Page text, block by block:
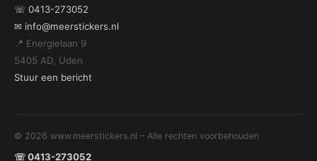
☏ 0413-273052
✉ info@meerstickers.nl
📍 Energielaan 9
5405 AD, Uden
Stuur een bericht
© 2026 www.meerstickers.nl – Alle rechten voorbehouden
☏ 0413-273052